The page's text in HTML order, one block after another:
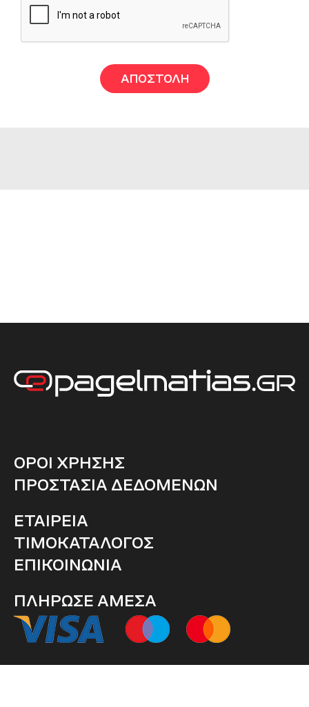
ΟΡΟΙ ΧΡΗΣΗΣ
ΠΡΟΣΤΑΣΙΑ ΔΕΔΟΜΕΝΩΝ
ΕΤΑΙΡΕΙΑ
ΤΙΜΟΚΑΤΑΛΟΓΟΣ
ΕΠΙΚΟΙΝΩΝΙΑ
ΠΛΗΡΩΣΕ ΑΜΕΣΑ